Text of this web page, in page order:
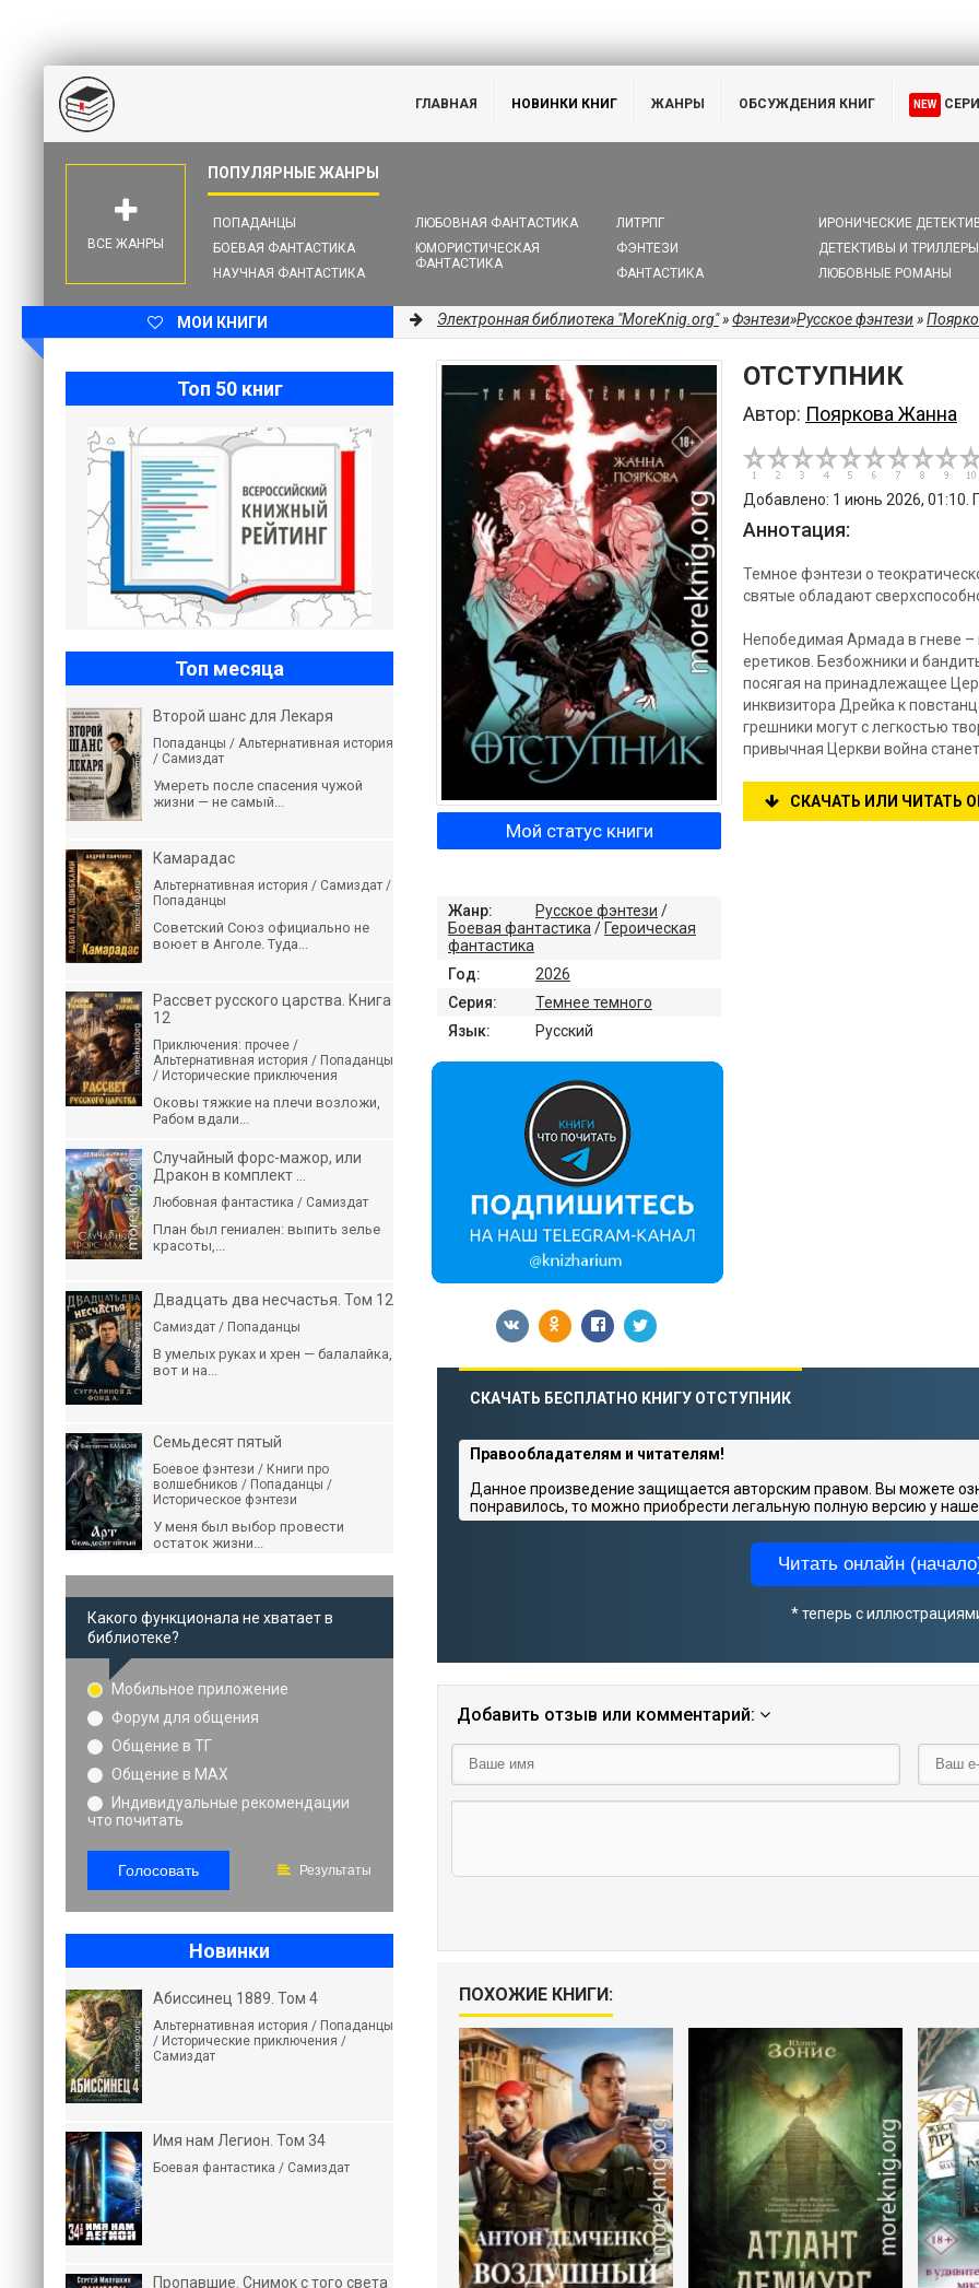
ГЛАВНАЯ НОВИНКИ КНИГ ЖАНРЫ ОБСУЖДЕНИЯ КНИГ NEW
ПОПАДАНЦЫ
БОЕВАЯ ФАНТАСТИКА
НАУЧНАЯ ФАНТАСТИКА
ЛЮБОВНАЯ ФАНТАСТИКА
ЮМОРИСТИЧЕСКАЯ
ФАНТАСТИКА
ЛИТРПГ
ФЭНТЕЗИ
ФАНТАСТИКА
ИРОНИЧЕСКИЕ
ДЕТЕКТИВЫ И ТРИЛЛЕРЫ
ЛЮБОВНЫЕ РОМАНЫ
ВСЕ ЖАНРЫ
МОИ КНИГИ Электронная библиотека "MoreKnig.org"»Фэнтези»Русское фэнтези»
ОТСТУПНИК
Автор: Пояркова Жанна
Добавлено: 1 июнь 2026, 01:10.
Аннотация:
Темное фэнтези о
святые обладают
Непобедимая Армада в гневе –
еретиков. Безбожники и
посягая на принадлежащее
инквизитора Дрейка к
грешники могут с легкостью
привычная Церкви война
СКАЧАТЬ ИЛИ ЧИТАТЬ
Мой статус книги
Жанр: Русское фэнтези /
Боевая фантастика/ Героическая
фантастика
Год:
2026
Серия:
Темнее темного
Язык:
Русский
СКАЧАТЬ БЕСПЛАТНО КНИГУ ОТСТУПНИК
Правообладателям и читателям!
Данное произведение защищается авторским правом. Вы можете
понравилось, то можно приобрести легальную полную версию у
Читать онлайн
* теперь с
Добавить отзыв или комментарий:
ПОХОЖИЕ КНИГИ:
Топ 50 книг
Топ месяца
Второй шанс для Лекаря
Попаданцы / Альтернативная история
/ Самиздат
Умереть после спасения чужой
жизни — не самый...
Камарадас
Альтернативная история / Самиздат /
Попаданцы
Советский Союз официально не
воюет в Анголе. Туда...
Рассвет русского царства. Книга
12
Приключения: прочее /
Альтернативная история / Попаданцы
/ Исторические приключения
Оковы тяжкие на плечи возложи,
Рабом вдали...
Случайный форс-мажор, или
Дракон в комплект ...
Любовная фантастика / Самиздат
План был гениален: выпить зелье
красоты,...
Двадцать два несчастья. Том 12
Самиздат / Попаданцы
В умелых руках и хрен — балалайка,
вот и на...
Семьдесят пятый
Боевое фэнтези / Книги про
волшебников / Попаданцы /
Историческое фэнтези
У меня был выбор провести
остаток жизни...
Какого функционала не хватает в
библиотеке?
Мобильное приложение
Форум для общения
Общение в ТГ
Общение в MAX
Индивидуальные рекомендации
что почитать
Голосовать Результаты
Новинки
Абиссинец 1889. Том 4
Альтернативная история / Попаданцы
/ Исторические приключения /
Самиздат
Имя нам Легион. Том 34
Боевая фантастика / Самиздат
Пропавшие. Снимок с того света